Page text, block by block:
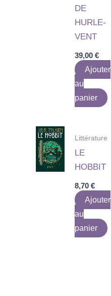
DE
HURLE-
VENT
39,00€
Ajouter
au
panier
Littérature
LE
HOBBIT
8,70€
Ajouter
au
panier